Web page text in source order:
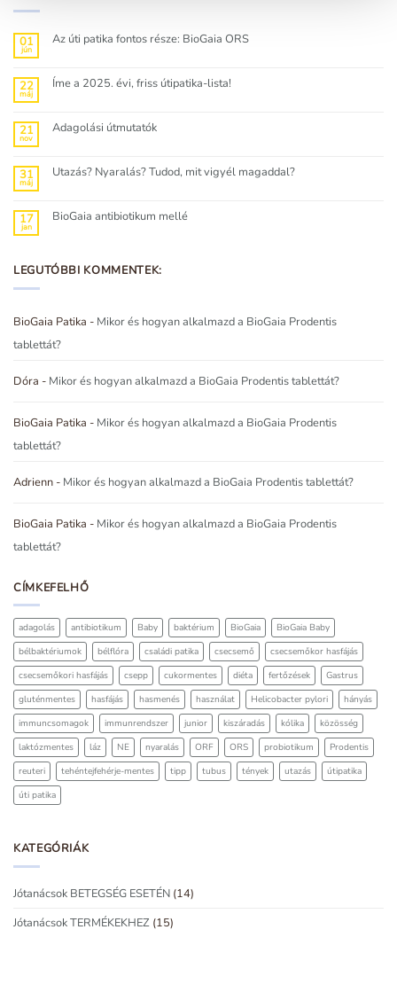
01
jún
Az úti patika fontos része: BioGaia ORS
Az
úti
BioGaia
ORS
22
máj
Íme a 2025. évi, friss útipatika-lista!
Íme
a
útipatika-
lista!
21
nov
Adagolási útmutatók
Adagolási
útmutatók
31
máj
Utazás? Nyaralás? Tudod, mit vigyél magaddal?
Utazás?
Nyaralás?
bejegyzéshez
17
jan
BioGaia antibiotikum mellé
antibiotikum
mellé
LEGUTÓBBI KOMMENTEK:
BioGaia Patika - Mikor és hogyan alkalmazd a BioGaia Prodentis
tablettát?
Dóra - Mikor és hogyan alkalmazd a BioGaia Prodentis tablettát?
BioGaia Patika - Mikor és hogyan alkalmazd a BioGaia Prodentis
tablettát?
Adrienn - Mikor és hogyan alkalmazd a BioGaia Prodentis tablettát?
BioGaia Patika - Mikor és hogyan alkalmazd a BioGaia Prodentis
tablettát?
CÍMKEFELHŐ
adagolás antibiotikum Baby baktérium BioGaia
BioGaia Baby
bélbaktériumok
bélflóra családi patika csecsemő
csecsemőkor hasfájás
csecsemőkori hasfájás
csepp cukormentes diéta fertőzések
Gastrus
gluténmentes
hasfájás hasmenés használat Helicobacter pylori
hányás
immuncsomagok
immunrendszer junior kiszáradás kólika
közösség
laktózmentes
láz NE nyaralás ORF ORS probiotikum
Prodentis
reuteri
tehéntejfehérje-mentes tipp tubus tények utazás
útipatika
úti patika
KATEGÓRIÁK
Jótanácsok BETEGSÉG ESETÉN (14)
Jótanácsok TERMÉKEKHEZ (15)